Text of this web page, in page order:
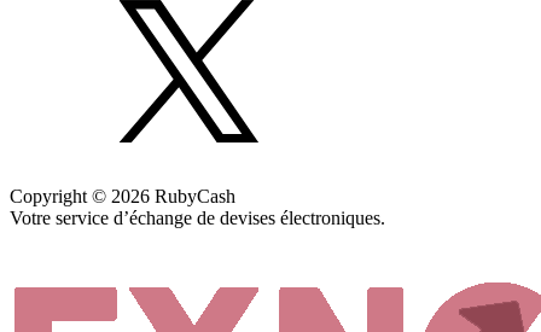
Copyright © 2026 RubyCash
Votre service d’échange de devises électroniques.